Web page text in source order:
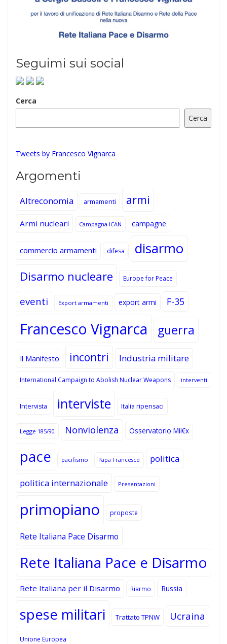
Seguimi sui social
Cerca
Cerca
Tweets by Francesco Vignarca
Argomenti
Altreconomia armamenti armi
Armi nucleari Campagna ICAN campagne
commercio armamenti difesa disarmo
Disarmo nucleare Europe for Peace
eventi Export armamenti export armi F-35
Francesco Vignarca guerra
Il Manifesto incontri Industria militare
International Campaign to Abolish Nuclear Weapons interventi
Intervista interviste Italia ripensaci
Legge 185/90 Nonviolenza Osservatorio Mil€x
pace pacifismo Papa Francesco politica
politica internazionale Presentazioni
primopiano proposte
Rete Italiana Pace Disarmo
Rete Italiana Pace e Disarmo
Rete Italiana per il Disarmo Riarmo Russia
spese militari Trattato TPNW Ucraina
Unione Europea